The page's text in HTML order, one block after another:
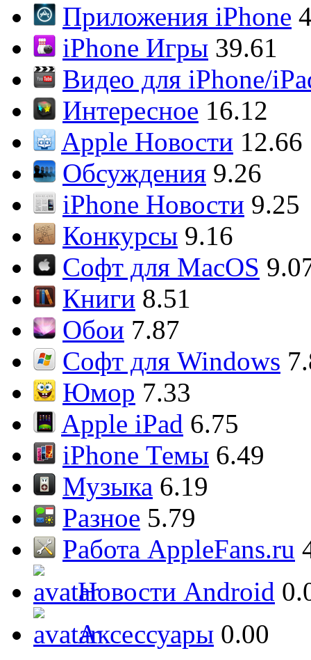
Приложения iPhone
iPhone Игры 39.61
Видео для iPhone/
Интересное 16.12
Apple Новости 12.66
Обсуждения 9.26
iPhone Новости 9.25
Конкурсы 9.16
Софт для MacOS
Книги 8.51
Обои 7.87
Софт для Windows
Юмор 7.33
Apple iPad 6.75
iPhone Темы 6.49
Музыка 6.19
Разное 5.79
Работа AppleFans.ru
Новости Android
Аксессуары 0.00